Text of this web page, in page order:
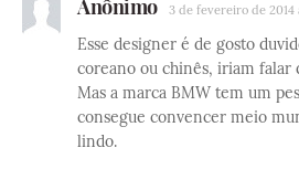
Anônimo 3 de fevereiro de 2014
Esse designer é de gosto
coreano ou chinês, iriam falar
Mas a marca BMW tem um
consegue convencer meio
lindo.